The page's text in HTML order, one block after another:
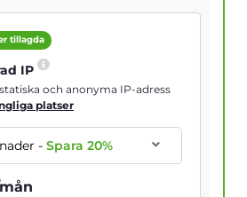
tillagda
IP
och anonyma IP-adress
platser
-Spara20%